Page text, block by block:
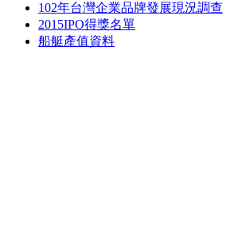
102年台灣企業品牌發展現況調查
2015IPO得獎名單
船艇產值資料